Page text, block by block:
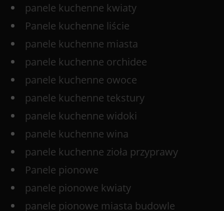
panele kuchenne kwiaty
Panele kuchenne liście
panele kuchenne miasta
panele kuchenne orchidee
panele kuchenne owoce
panele kuchenne tekstury
panele kuchenne widoki
panele kuchenne wina
panele kuchenne zioła przyprawy
Panele pionowe
panele pionowe kwiaty
panele pionowe miasta budowle